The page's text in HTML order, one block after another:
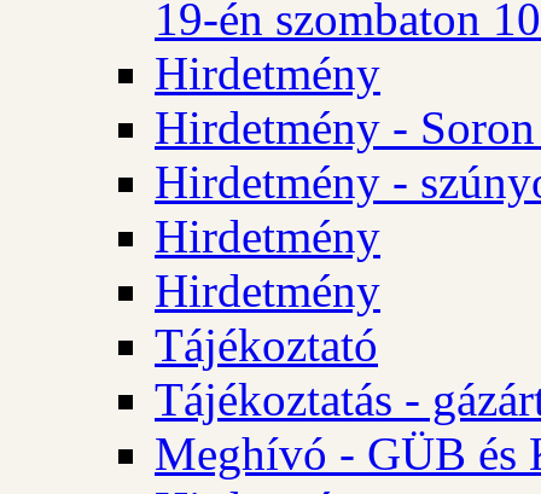
19-én szombaton
Hirdetmény
Hirdetmény -
Hirdetmény -
Hirdetmény
Hirdetmény
Tájékoztató
Tájékoztatás -
Meghívó - GÜB és